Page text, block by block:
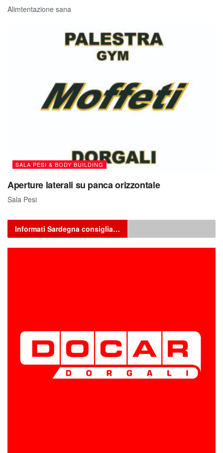
Alimtentazione sana
SALA PESI & BODY BUILDING
Aperture laterali su panca orizzontale
Sala Pesi
Informati Sardegna consiglia…